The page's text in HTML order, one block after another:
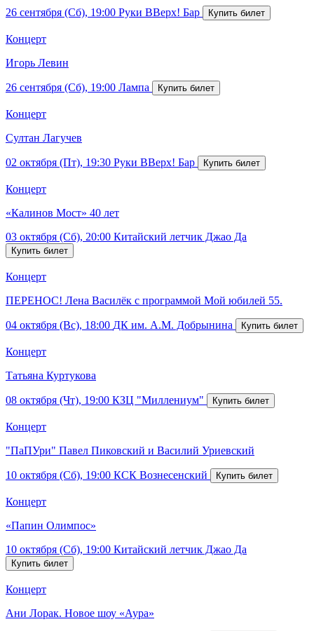
26 сентября (Сб), 19:00 Руки ВВерх! Бар
Концерт
Игорь Левин
26 сентября (Сб), 19:00 Лампа
Концерт
Султан Лагучев
02 октября (Пт), 19:30 Руки ВВерх! Бар
Концерт
«Калинов Мост» 40 лет
03 октября (Сб), 20:00 Китайский летчик Джао Да
Концерт
ПЕРЕНОС! Лена Василёк с программой Мой юбилей 55.
04 октября (Вс), 18:00 ДК им. А.М. Добрынина
Концерт
Татьяна Куртукова
08 октября (Чт), 19:00 КЗЦ "Миллениум"
Концерт
"ПаПУри" Павел Пиковский и Василий Уриевский
10 октября (Сб), 19:00 КСК Вознесенский
Концерт
«Папин Олимпос»
10 октября (Сб), 19:00 Китайский летчик Джао Да
Концерт
Ани Лорак. Новое шоу «Аура»